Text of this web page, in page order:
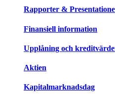
Rapporter &
Finansiell information
Upplåning och
Aktien
Kapitalmarknadsdag